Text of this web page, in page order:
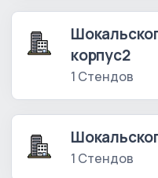
корпус2
1 Стендов
1 Стендов